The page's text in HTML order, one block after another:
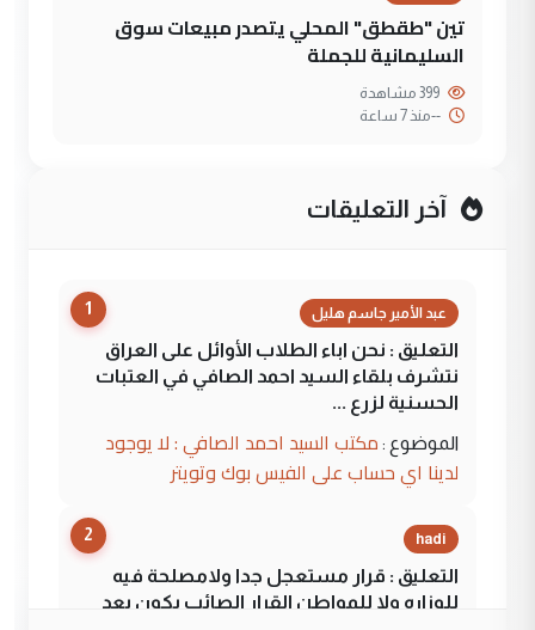
تين "طقطق" المحلي يتصدر مبيعات سوق
السليمانية للجملة
--منذ 7 ساعة
آخر التعليقات
1 عبد الأمير جاسم هليل
التعليق : نحن اباء الطلاب الأوائل على العراق
نتشرف بلقاء السيد احمد الصافي في العتبات
الحسنية لزرع ...
الموضوع : مكتب السيد احمد الصافي : لا يوجود
لدينا اي حساب على الفيس بوك وتويتر
2 hadi
التعليق : قرار مستعجل جدا ولامصلحة فيه
للوزاره ولا للمواطن القرار الصائب يكون بعد